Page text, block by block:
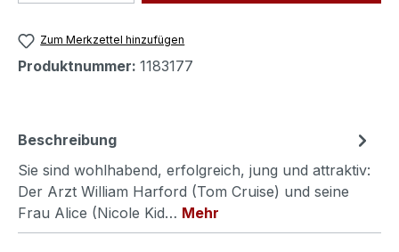
Zum Merkzettel hinzufügen
Produktnummer: 1183177
Beschreibung
Sie sind wohlhabend, erfolgreich, jung und attraktiv:
Der Arzt William Harford (Tom Cruise) und seine
Frau Alice (Nicole Kid… Mehr